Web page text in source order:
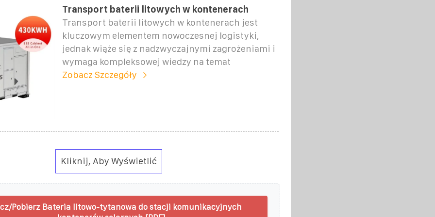
Transport baterii litowych w kontenerach
Transport baterii litowych w kontenerach jest
kluczowym elementem nowoczesnej logistyki,
jednak wiąże się z nadzwyczajnymi zagrożeniami i
wymaga kompleksowej wiedzy na temat
Zobacz Szczegóły
Kliknij, Aby Wyświetlić
Pobierz Bateria litowo-tytanowa do stacji komunikacyjnych